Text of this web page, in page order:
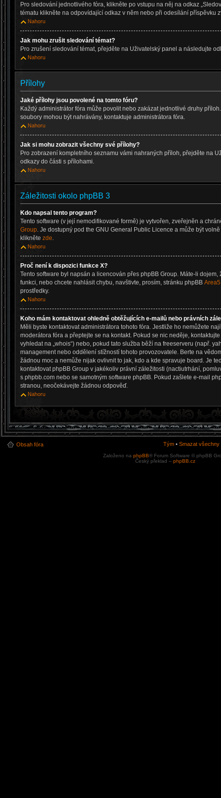
Pro sledování jednotlivého fóra, klikněte po vstupu na něj na odkaz
tématu klikněte na odpovídající odkaz v něm nebo při odesílání příspěvku
Nahoru
Jak mohu zrušit sledování témat?
Pro zrušení sledování témat, přejděte na Uživatelský panel a následujte
Nahoru
Přílohy
Jaké přílohy jsou povolené na tomto fóru?
Každý administrátor fóra může povolit nebo zakázat jednotlivé druhy
soubory mohou být nahrávány, kontaktuje administrátora fóra.
Nahoru
Jak si mohu zobrazit všechny své přílohy?
Pro zobrazení kompletního seznamu vámi nahraných příloh, přejděte na
odkazy do části s přílohami.
Nahoru
Záležitosti okolo phpBB 3
Kdo napsal tento program?
Tento software (v její nemodifikované formě) je vytvořen, zveřejněn a
Group. Je dostupný pod the GNU General Public Licence a může být
klikněte zde.
Nahoru
Proč není k dispozici funkce X?
Tento software byl napsán a licencován přes phpBB Group. Máte-li
funkci, nebo chcete nahlásit chybu, navštivte, prosím, stránku phpBB
prostředky.
Nahoru
Koho mám kontaktovat ohledně obtěžujících e-mailů nebo právních
Měli byste kontaktovat administrátora tohoto fóra. Jestliže ho nemůžete
moderátora fóra a přeptejte se na kontakt. Pokud se nic neděje,
vyhledat na „whois“) nebo, pokud tato služba běží na freeserveru (např.
management nebo oddělení stížností tohoto provozovatele. Berte na
žádnou moc a nemůže nijak ovlivnit to jak, kdo a kde spravuje board. Je
kontaktovat phpBB Group v jakékoliv právní záležitosti (nactiutrhání,
s phpbb.com nebo se samotným software phpBB. Pokud zašlete e-mail
stranou, neočekávejte žádnou odpověď.
Nahoru
Obsah fóra Tým • Smazat
Založeno na phpBB® Forum Software © phpBB
Český překlad – phpBB.cz